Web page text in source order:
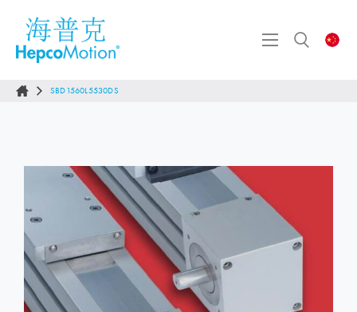
SBD1560L5530DS